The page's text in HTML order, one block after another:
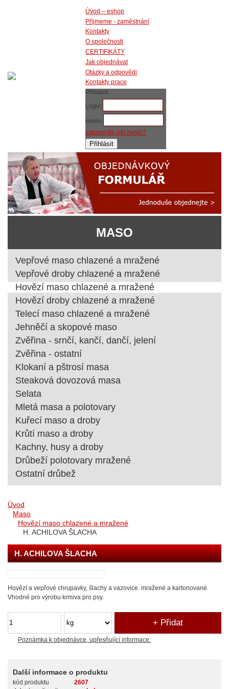
Úvod – eshop
Přijmeme - zaměstnání
Kontakty
O společnosti
CERTIFIKÁTY
Jak objednávat
Otázky a odpovědi
Kontakty prace
Přihlásit
Login:
Heslo:
zapomněli jste heslo?
Úvod
Maso
Hovězí maso chlazené a mražené
H. ACHILOVA ŠLACHA
H. ACHILOVA ŠLACHA
Hovězí a vepřové chrupavky, šlachy a vazovice. mražené a kartonované.
Vhodné pro výrobu krmiva pro psy.
Poznámka k objednávce, upřesňující informace:
Další informace o produktu
kód produktu
2607
MASO
Vepřové maso chlazené a mražené
Vepřové droby chlazené a mražené
Hovězí maso chlazené a mražené
Hovězí droby chlazené a mražené
Telecí maso chlazené a mražené
Jehněčí a skopové maso
Zvěřina - srnčí, kančí, dančí, jelení
Zvěřina - ostatní
Klokaní a pštrosí masa
Steaková dovozová masa
Selata
Mletá masa a polotovary
Kuřecí maso a droby
Krůtí maso a droby
Kachny, husy a droby
Drůbeží polotovary mražené
Ostatní drůbež